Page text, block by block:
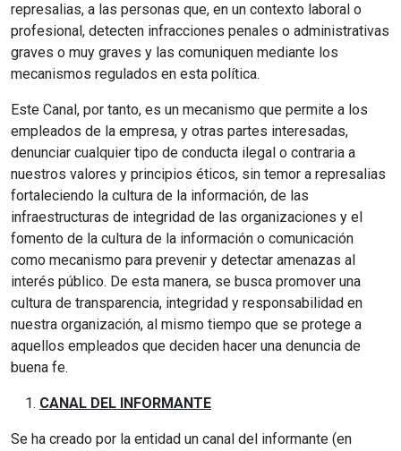
represalias, a las personas que, en un contexto laboral o
profesional, detecten infracciones penales o administrativas
graves o muy graves y las comuniquen mediante los
mecanismos regulados en esta política.
Este Canal, por tanto, es un mecanismo que permite a los
empleados de la empresa, y otras partes interesadas,
denunciar cualquier tipo de conducta ilegal o contraria a
nuestros valores y principios éticos, sin temor a represalias
fortaleciendo la cultura de la información, de las
infraestructuras de integridad de las organizaciones y el
fomento de la cultura de la información o comunicación
como mecanismo para prevenir y detectar amenazas al
interés público. De esta manera, se busca promover una
cultura de transparencia, integridad y responsabilidad en
nuestra organización, al mismo tiempo que se protege a
aquellos empleados que deciden hacer una denuncia de
buena fe.
CANAL DEL INFORMANTE
Se ha creado por la entidad un canal del informante (en